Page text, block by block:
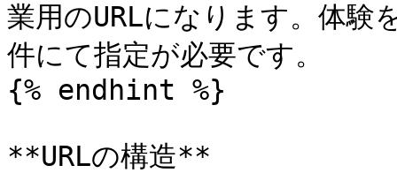
業用のURLになります。体験
件にて指定が必要です。
{% endhint %}
**URLの構造**